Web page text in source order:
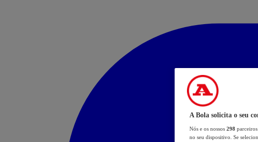
A Bola solicita o seu
Nós e os nossos 298
no seu dispositivo. Se